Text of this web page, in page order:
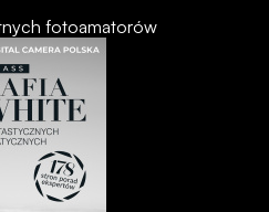
fotoamatorów